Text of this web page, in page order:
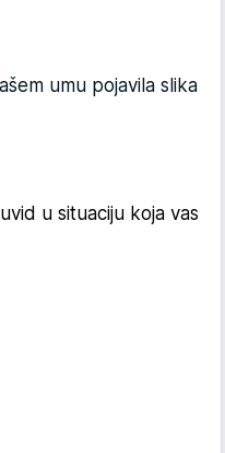
umu pojavila slika
u situaciju koja vas